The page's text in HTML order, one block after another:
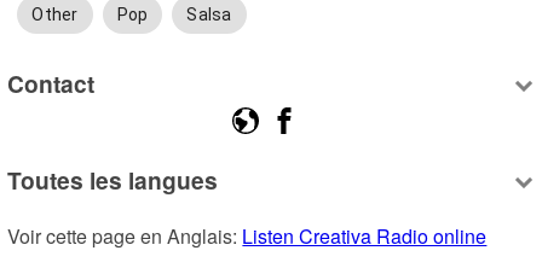
Other Pop Salsa
Contact
Toutes les langues
Voir cette page en Anglais: Listen Creativa Radio online